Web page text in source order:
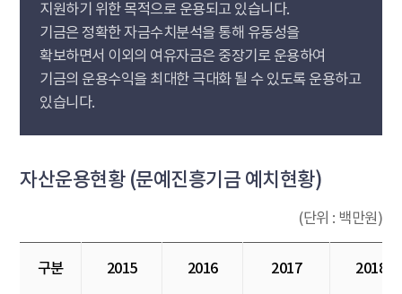
지원하기 위한 목적으로 운용되고 있습니다.
기금은 정확한 자금수치분석을 통해 유동성을
확보하면서 이외의 여유자금은 중장기로 운용하여
기금의 운용수익을 최대한 극대화 될 수 있도록 운용하고
있습니다.
자산운용현황 (문예진흥기금 예치현황)
(단위 : 백만원)
구분 2015 2016 2017 2018